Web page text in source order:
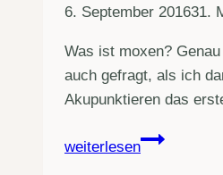
6. September 201631.
Was ist moxen?
auch gefragt, als ich
Akupunktieren das
weiterlesen
Moxen,